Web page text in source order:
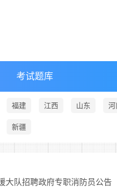
考试题库
福建 江西 山东 河
新疆
大队招聘政府专职消防员公告